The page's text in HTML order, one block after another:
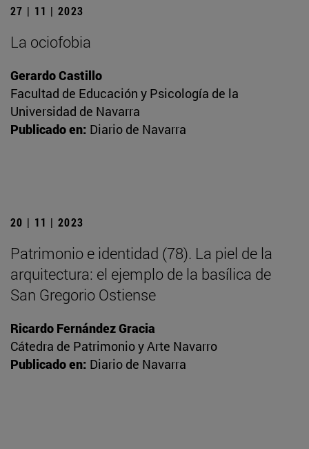
27 | 11 | 2023
La ociofobia
Gerardo Castillo
Facultad de Educación y Psicología de la
Universidad de Navarra
Publicado en: Diario de Navarra
20 | 11 | 2023
Patrimonio e identidad (78). La piel de la
arquitectura: el ejemplo de la basílica de
San Gregorio Ostiense
Ricardo Fernández Gracia
Cátedra de Patrimonio y Arte Navarro
Publicado en: Diario de Navarra